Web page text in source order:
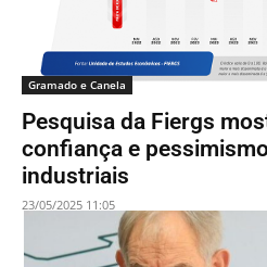
Gramado e Canela
Pesquisa da Fiergs
confiança e
industriais
23/05/2025 11:05